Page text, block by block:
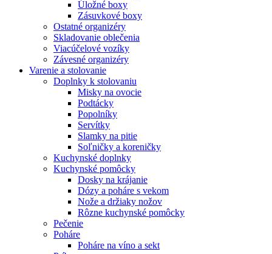
Úložné boxy
Zásuvkové boxy
Ostatné organizéry
Skladovanie oblečenia
Viacúčelové vozíky
Závesné organizéry
Varenie a stolovanie
Doplnky k stolovaniu
Misky na ovocie
Podtácky
Popolníky
Servítky
Slamky na pitie
Soľničky a koreničky
Kuchynské doplnky
Kuchynské pomôcky
Dosky na krájanie
Dózy a poháre s vekom
Nože a držiaky nožov
Rôzne kuchynské pomôcky
Pečenie
Poháre
Poháre na víno a sekt